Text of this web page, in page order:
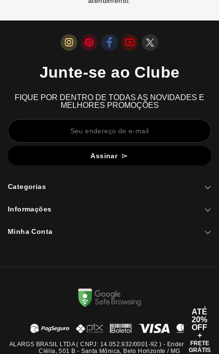
Junte-se ao Clube
FIQUE POR DENTRO DE TODAS AS NOVIDADES E
MELHORES PROMOÇÕES
Assinar
Categorias
Informações
Minha Conta
ALARGS BRASIL LTDA ( CNPJ: 14.052.932/0001-92 ) - Endereço: Rua
Clélia, 501 B - Santa Mônica, Belo Horizonte / MG
ATÉ
20%
OFF
+
FRETE
GRÁTIS